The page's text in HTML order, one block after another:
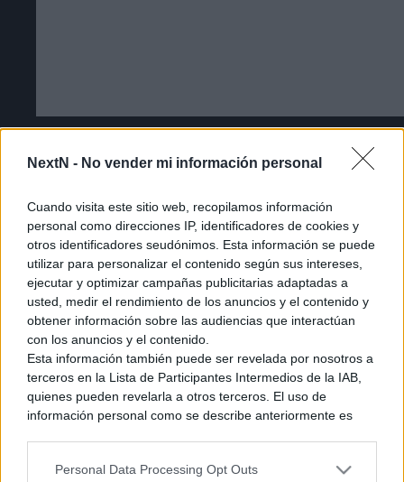
NextN - No vender mi información personal
Cuando visita este sitio web, recopilamos información
personal como direcciones IP, identificadores de cookies y
otros identificadores seudónimos. Esta información se puede
utilizar para personalizar el contenido según sus intereses,
ejecutar y optimizar campañas publicitarias adaptadas a
usted, medir el rendimiento de los anuncios y el contenido y
obtener información sobre las audiencias que interactúan
con los anuncios y el contenido.
Esta información también puede ser revelada por nosotros a
terceros en la Lista de Participantes Intermedios de la IAB,
quienes pueden revelarla a otros terceros. El uso de
información personal como se describe anteriormente es
generamos contenido relevante para nuestra audiencia.
Personal Data Processing Opt Outs
Cómo acceder a la beta cerrada de The